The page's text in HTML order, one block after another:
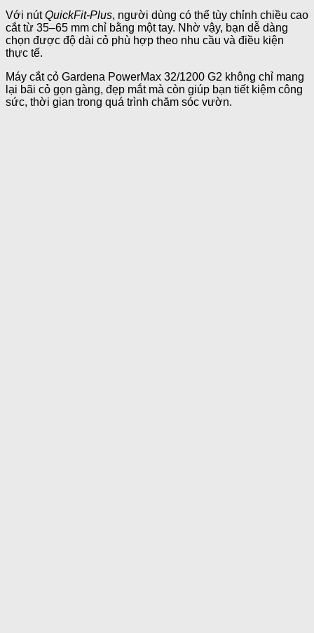
Với nútQuickFit-Plus, người dùng có thể tùy chỉnh chiều cao
cắt từ 35–65 mm chỉ bằng một tay. Nhờ vậy, bạn dễ dàng
chọn được độ dài cỏ phù hợp theo nhu cầu và điều kiện
thực tế.
Máy cắt cỏ Gardena PowerMax 32/1200 G2 không chỉ mang
lại bãi cỏ gọn gàng, đẹp mắt mà còn giúp bạn tiết kiệm công
sức, thời gian trong quá trình chăm sóc vườn.